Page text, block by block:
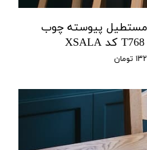
مستطیل پیوسته چوب